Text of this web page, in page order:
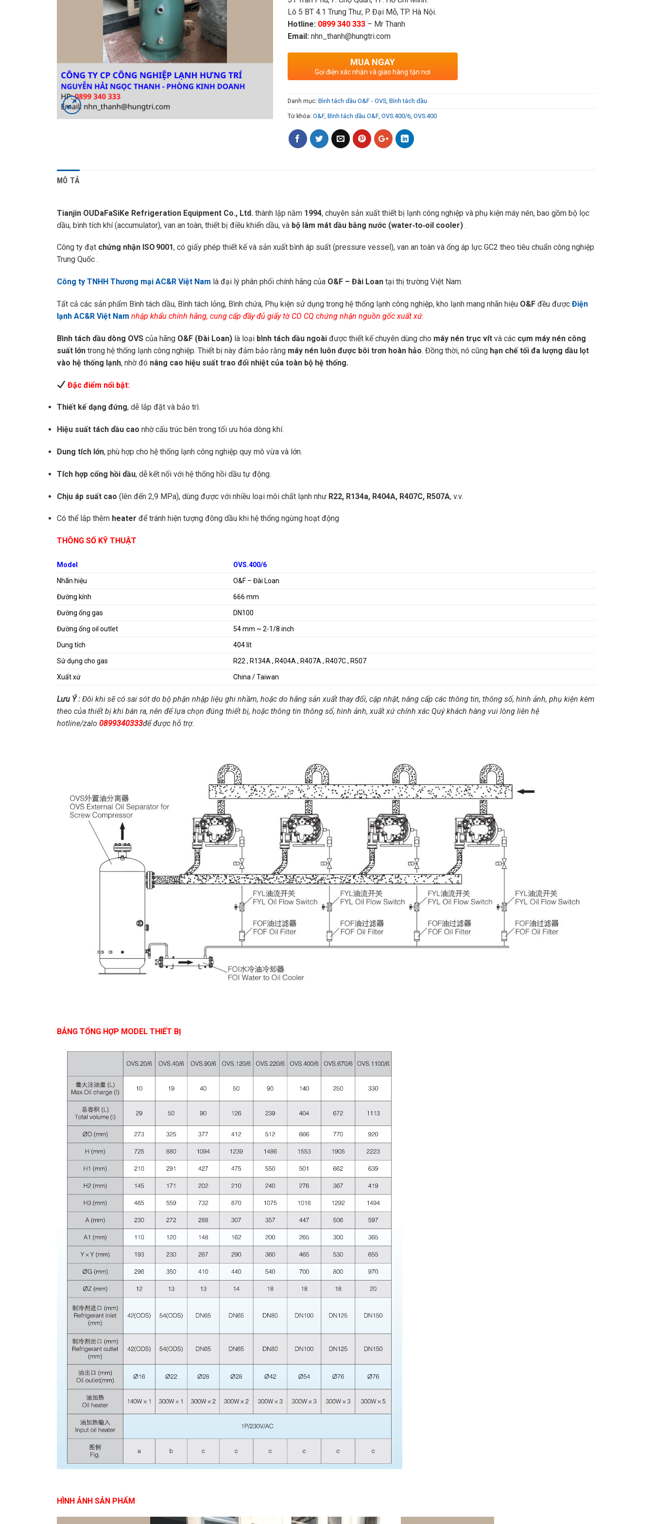
Lô 5 BT 4.1 Trung Thư, P. Đại Mỗ, TP. Hà Nội.
Hotline: 0899 340 333 – Mr Thanh
Email: nhn_thanh@hungtri.com
MUA NGAY
Gọi điện xác nhận và giao hàng tận nơi
Danh mục: Bình tách dầu O&F - OVS Bình tách dầu
Từ khóa: O&F, Bình tách dầu O&F, OVS.400/6 OVS.400
MÔ TẢ
Tianjin OUDaFaSiKe Refrigeration Equipment Co., Ltd. thành lập năm 1994, chuyên sản xuất thiết bị lạnh công nghiệp và phụ kiện máy nén, bao gồm bộ lọc
dầu, bình tích khí (accumulator), van an toàn, thiết bị điều khiển dầu, và bộ làm mát dầu bằng nước (water‑to‑oil cooler) .
Công ty đạt chứng nhận ISO 9001, có giấy phép thiết kế và sản xuất bình áp suất (pressure vessel), van an toàn và ống áp lực GC2 theo tiêu chuẩn công nghiệp
Trung Quốc .
Công ty TNHH Thương mại AC&R Việt Nam là đại lý phân phối chính hãng của O&F – Đài Loan tại thị trường Việt Nam.
Tất cả các sản phẩm Bình tách dầu, Bình tách lỏng, Bình chứa, Phụ kiện sử dụng trong hệ thống lạnh công nghiệp, kho lạnh mang nhãn hiệu O&F đều được Điện
lạnh AC&R Việt Nam nhập khẩu chính hãng, cung cấp đầy đủ giấy tờ CO CQ chứng nhận nguồn gốc xuất xứ.
Bình tách dầu dòng OVS của hãng O&F (Đài Loan) là loại bình tách dầu ngoài được thiết kế chuyên dùng cho máy nén trục vít và các cụm máy nén công
suất lớn trong hệ thống lạnh công nghiệp. Thiết bị này đảm bảo rằng máy nén luôn được bôi trơn hoàn hảo. Đồng thời, nó cũng hạn chế tối đa lượng dầu lọt
vào hệ thống lạnh, nhờ đó nâng cao hiệu suất trao đổi nhiệt của toàn bộ hệ thống.
Đặc điểm nổi bật:
Thiết kế dạng đứng, dễ lắp đặt và bảo trì.
Hiệu suất tách dầu cao nhờ cấu trúc bên trong tối ưu hóa dòng khí.
Dung tích lớn, phù hợp cho hệ thống lạnh công nghiệp quy mô vừa và lớn.
Tích hợp cổng hồi dầu, dễ kết nối với hệ thống hồi dầu tự động.
Chịu áp suất cao (lên đến 2,9 MPa), dùng được với nhiều loại môi chất lạnh như R22, R134a, R404A, R407C, R507A, v.v.
Có thể lắp thêm heater để tránh hiện tượng đông dầu khi hệ thống ngừng hoạt động
THÔNG SỐ KỸ THUẬT
Model OVS.400/6
Nhãn hiệu O&F – Đài Loan
Đường kính 666 mm
Đường ống gas DN100
Đường ống oil outlet 54 mm ~ 2-1/8 inch
Dung tích 404 lít
Sử dụng cho gas R22 , R134A , R404A , R407A , R407C , R507
Xuất xứ China / Taiwan
Lưu Ý : Đôi khi sẽ có sai sót do bộ phận nhập liệu ghi nhầm, hoặc do hãng sản xuất thay đổi, cập nhật, nâng cấp các thông tin, thông số, hình ảnh, phụ kiện kèm
theo của thiết bị khi bán ra, nên để lựa chọn đúng thiết bị, hoặc thông tin thông số, hình ảnh, xuất xứ chính xác Quý khách hàng vui lòng liên hệ
hotline/zalo 0899340333để được hỗ trợ.
BẢNG TỔNG HỢP MODEL THIẾT BỊ
HÌNH ẢNH SẢN PHẨM